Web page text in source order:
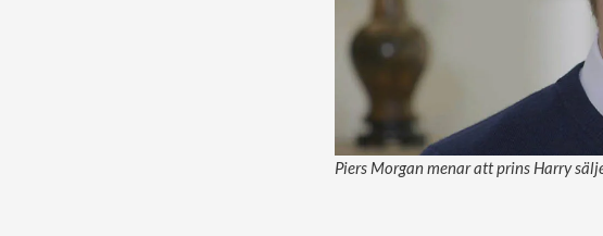
Piers Morgan menar att prins Harry